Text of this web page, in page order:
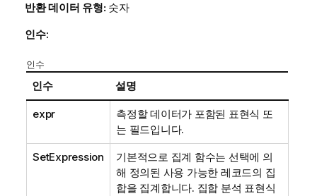
반환 데이터 유형: 숫자
인수:
인수
인수 설명
expr
측정할 데이터가 포함된 표현식 또
는 필드입니다.
SetExpression
기본적으로 집계 함수는 선택에 의
해 정의된 사용 가능한 레코드의 집
합을 집계합니다. 집합 분석 표현식